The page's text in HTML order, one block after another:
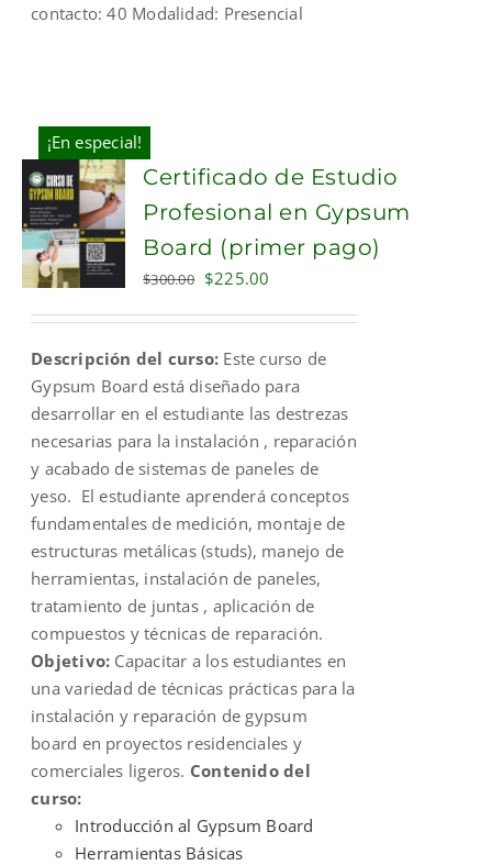
contacto: 40 Modalidad: Presencial
¡En especial!
ADD TO
CART
Certificado de Estudio
Profesional en Gypsum
Board (primer pago)
$300.00 Original
$300.00.
$225.00
$225.00.
Descripción del curso: Este curso de
Gypsum Board está diseñado para
desarrollar en el estudiante las destrezas
necesarias para la instalación , reparación
y acabado de sistemas de paneles de
yeso. El estudiante aprenderá conceptos
fundamentales de medición, montaje de
estructuras metálicas (studs), manejo de
herramientas, instalación de paneles,
tratamiento de juntas , aplicación de
compuestos y técnicas de reparación.
Objetivo: Capacitar a los estudiantes en
una variedad de técnicas prácticas para la
instalación y reparación de gypsum
board en proyectos residenciales y
comerciales ligeros. Contenido del
curso:
Introducción al Gypsum Board
Herramientas Básicas